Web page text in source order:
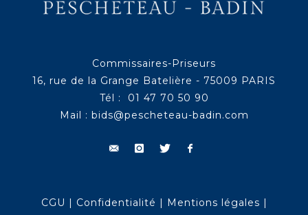
Commissaires-Priseurs
16, rue de la Grange Batelière - 75009 PARIS
Tél : 01 47 70 50 90
Mail : bids@pescheteau-badin.com
CGU | Confidentialité | Mentions légales |